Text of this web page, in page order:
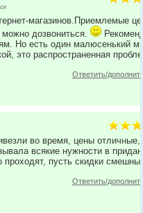
магазинов.Приемлемые
можно дозвониться.
Но есть один малюсенький
это распространенная
Ответить/
во время, цены отличные,
всякие нужности в
пусть скидки
Ответить/